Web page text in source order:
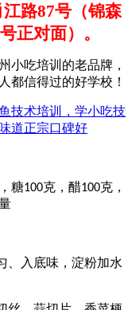
路87号（锦森
号正对面）。
小吃培训的老品牌，
都信得过的好学校！
技术培训，学小吃技
道正宗口碑好
糖100克，醋100克，
、入底味，淀粉加水